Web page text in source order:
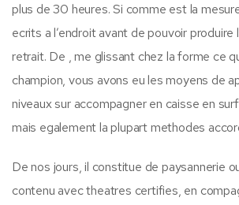
plus de 30 heures. Si comme est la
ecrits a l’endroit avant de pouvoir
retrait. De , me glissant chez la forme ce
champion, vous avons eu les moyens de
niveaux sur accompagner en caisse en
mais egalement la plupart methodes
De nos jours, il constitue de paysannerie
contenu avec theatres certifies, en